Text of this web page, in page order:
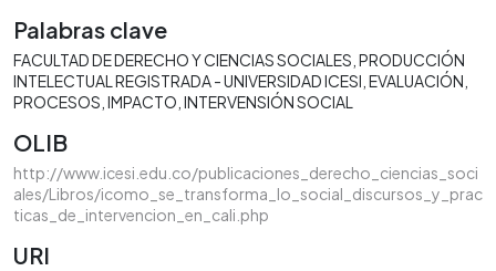
Palabras clave
FACULTAD DE DERECHO Y CIENCIAS SOCIALES PRODUCCIÓN
INTELECTUAL REGISTRADA - UNIVERSIDAD ICESI EVALUACIÓN
PROCESOS IMPACTO INTERVENSIÓN SOCIAL
OLIB
http://www.icesi.edu.co/publicaciones_derecho_ciencias_soci
ales/Libros/icomo_se_transforma_lo_social_discursos_y_prac
ticas_de_intervencion_en_cali.php
URI